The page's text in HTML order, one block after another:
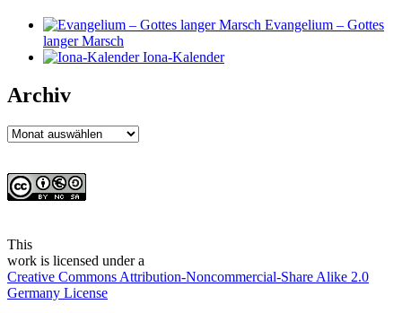
Evangelium – Gottes
langer Marsch
Iona-Kalender
Archiv
Archiv
This
work is licensed under a
Creative Commons Attribution-Noncommercial-Share Alike 2.0
Germany License